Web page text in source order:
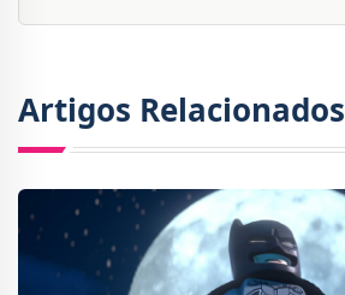
Artigos Relacionados